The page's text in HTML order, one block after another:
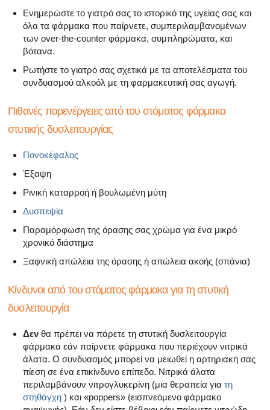
Ενημερώστε το γιατρό σας το ιστορικό της υγείας σας και
όλα τα φάρμακα που παίρνετε, συμπεριλαμβανομένων
των over-the-counter φάρμακα, συμπληρώματα, και
βότανα.
Ρωτήστε το γιατρό σας σχετικά με τα αποτελέσματα του
συνδυασμού αλκοόλ με τη φαρμακευτική σας αγωγή.
Πιθανές παρενέργειες από του στόματος φάρμακα
στυτικής δυσλειτουργίας
Πονοκέφαλος
Έξαψη
Ρινική καταρροή ή βουλωμένη μύτη
Δυσπεψία
Παραμόρφωση της όρασης σας χρώμα για ένα μικρό
χρονικό διάστημα
Ξαφνική απώλεια της όρασης ή απώλεια ακοής (σπάνια)
Κίνδυνοι από του στόματος φάρμακα για τη στυτική
δυσλειτουργία
Δεν θα πρέπει να πάρετε τη στυτική δυσλειτουργία
φάρμακα εάν παίρνετε φάρμακα που περιέχουν νιτρικά
άλατα. Ο συνδυασμός μπορεί να μειωθεί η αρτηριακή σας
πίεση σε ένα επικίνδυνο επίπεδο. Νιτρικά άλατα
περιλαμβάνουν νιτρογλυκερίνη (μια θεραπεία για τη
στηθάγχη ) και «poppers» (εισπνεόμενο φάρμακο